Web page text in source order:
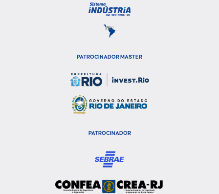
PATROCINADOR MASTER
PATROCINADOR